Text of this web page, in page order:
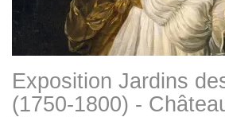
Exposition Jardins
(1750-1800) -